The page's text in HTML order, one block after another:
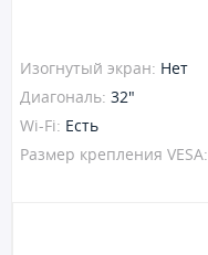
Изогнутый экран: Нет
Диагональ: 32"
Wi-Fi: Есть
Размер крепления VESA: